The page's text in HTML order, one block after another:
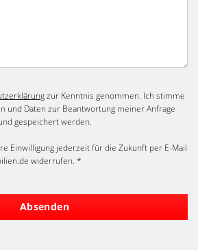
zur Kenntnis genommen. Ich stimme
und Daten zur Beantwortung meiner Anfrage
gespeichert werden.
Einwilligung jederzeit für die Zukunft per E-Mail
widerrufen. *
Absenden